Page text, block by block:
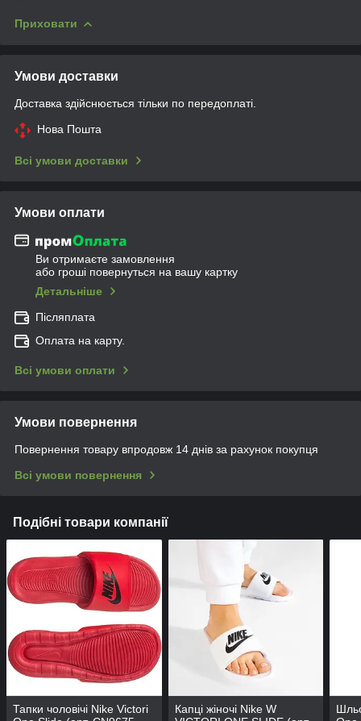
Приховати
Умови доставки
Доставка здійснюється тільки по передоплаті.
Нова Пошта
Всі умови доставки
Умови оплати
Ви отримаєте замовлення
або гроші повернуться на вашу картку
Детальніше
Післяплата
Оплата на карту.
Всі умови оплати
Умови повернення
Повернення товару впродовж 14 днів за рахунок покупця
Всі умови повернення
Подібні товари компанії
Тапки чоловічі Nike Victori
Капці жіночі Nike W